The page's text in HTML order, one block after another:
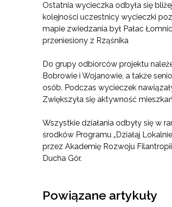
Ostatnia wycieczka odbyła się
kolejności uczestnicy wycieczki
mapie zwiedzania był Pałac
przeniesiony z Rząśnika
Do grupy odbiorców projektu
Bobrowie i Wojanowie, a także
osób. Podczas wycieczek
Zwiększyła się aktywność
Wszystkie działania odbyły się w
środków Programu „Działaj
przez Akademię Rozwoju
Ducha Gór.
Powiązane artykuły